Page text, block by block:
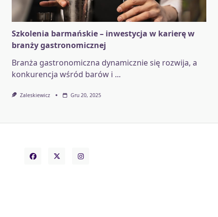
Szkolenia barmańskie – inwestycja w karierę w
branży gastronomicznej
Branża gastronomiczna dynamicznie się rozwija, a
konkurencja wśród barów i ...
Zaleskiewicz Gru 20, 2025